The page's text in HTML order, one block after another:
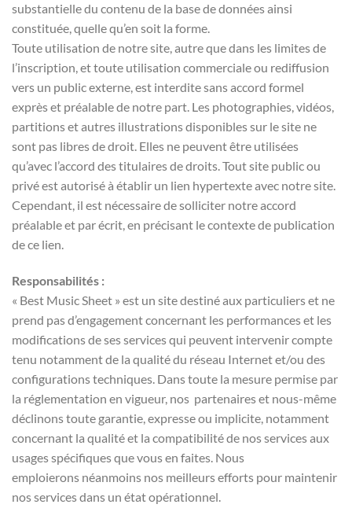
substantielle du contenu de la base de données ainsi
constituée, quelle qu’en soit la forme.
Toute utilisation de notre site, autre que dans les limites de
l’inscription, et toute utilisation commerciale ou rediffusion
vers un public externe, est interdite sans accord formel
exprès et préalable de notre part. Les photographies, vidéos,
partitions et autres illustrations disponibles sur le site ne
sont pas libres de droit. Elles ne peuvent être utilisées
qu’avec l’accord des titulaires de droits. Tout site public ou
privé est autorisé à établir un lien hypertexte avec notre site.
Cependant, il est nécessaire de solliciter notre accord
préalable et par écrit, en précisant le contexte de publication
de ce lien.
Responsabilités :
« Best Music Sheet » est un site destiné aux particuliers et ne
prend pas d’engagement concernant les performances et les
modifications de ses services qui peuvent intervenir compte
tenu notamment de la qualité du réseau Internet et/ou des
configurations techniques. Dans toute la mesure permise par
la réglementation en vigueur, nos partenaires et nous-même
déclinons toute garantie, expresse ou implicite, notamment
concernant la qualité et la compatibilité de nos services aux
usages spécifiques que vous en faites. Nous
emploierons néanmoins nos meilleurs efforts pour maintenir
nos services dans un état opérationnel.